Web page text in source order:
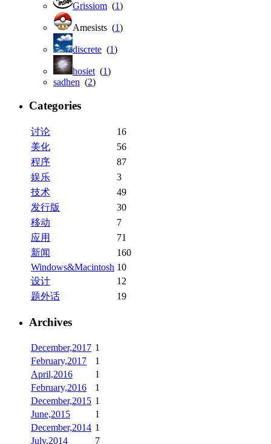
Grissiom (1)
Amesists (1)
discrete (1)
hosiet (1)
sadhen (2)
Categories
讨论
16
美化
56
程序
87
娱乐
3
技术
49
发行版
30
移动
7
应用
71
新闻
160
Windows&Macintosh 10
设计
12
题外话
19
Archives
December,2017 1
February,2017
1
April,2016
1
February,2016
1
December,2015 1
June,2015
1
December,2014 1
July,2014
7